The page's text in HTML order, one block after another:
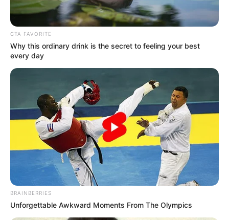
CTA FAVORITE
Why this ordinary drink is the secret to feeling your best
every day
BRAINBERRIES
Unforgettable Awkward Moments From The Olympics